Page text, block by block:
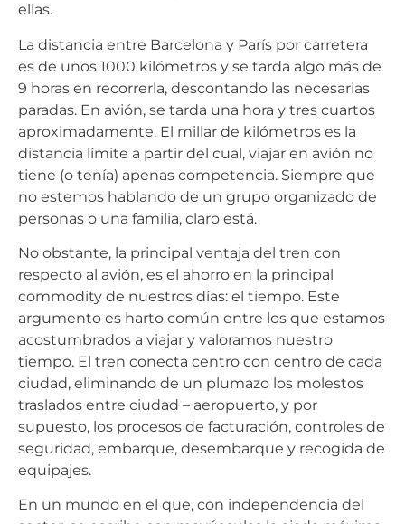
ellas.
La distancia entre Barcelona y París por carretera
es de unos 1000 kilómetros y se tarda algo más de
9 horas en recorrerla, descontando las necesarias
paradas. En avión, se tarda una hora y tres cuartos
aproximadamente. El millar de kilómetros es la
distancia límite a partir del cual, viajar en avión no
tiene (o tenía) apenas competencia. Siempre que
no estemos hablando de un grupo organizado de
personas o una familia, claro está.
No obstante, la principal ventaja del tren con
respecto al avión, es el ahorro en la principal
commodity de nuestros días: el tiempo. Este
argumento es harto común entre los que estamos
acostumbrados a viajar y valoramos nuestro
tiempo. El tren conecta centro con centro de cada
ciudad, eliminando de un plumazo los molestos
traslados entre ciudad – aeropuerto, y por
supuesto, los procesos de facturación, controles de
seguridad, embarque, desembarque y recogida de
equipajes.
En un mundo en el que, con independencia del